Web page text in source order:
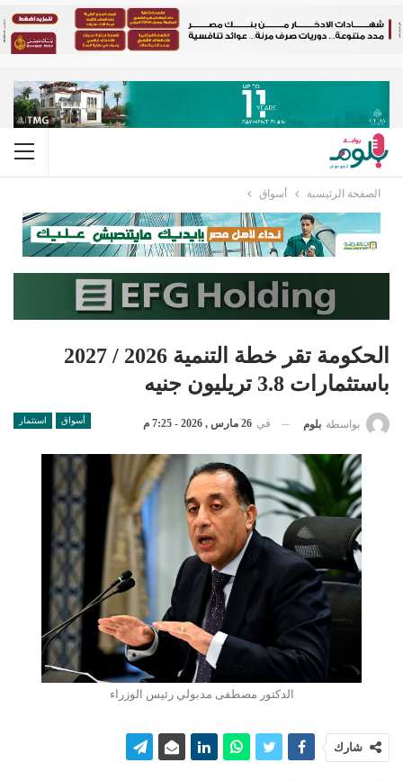
الصفحة الرئيسية أسواق
الحكومة تقر خطة التنمية 2026 / 2027
باستثمارات 3.8 تريليون جنيه
أسواق استثمار بواسطة بلوم في 26 مارس , 2026 - 7:25 م
الدكتور مصطفى مدبولي رئيس الوزراء
شارك